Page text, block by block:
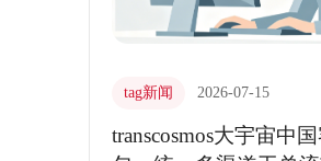
tag新闻 2026-07-15
transcosmos大宇宙中